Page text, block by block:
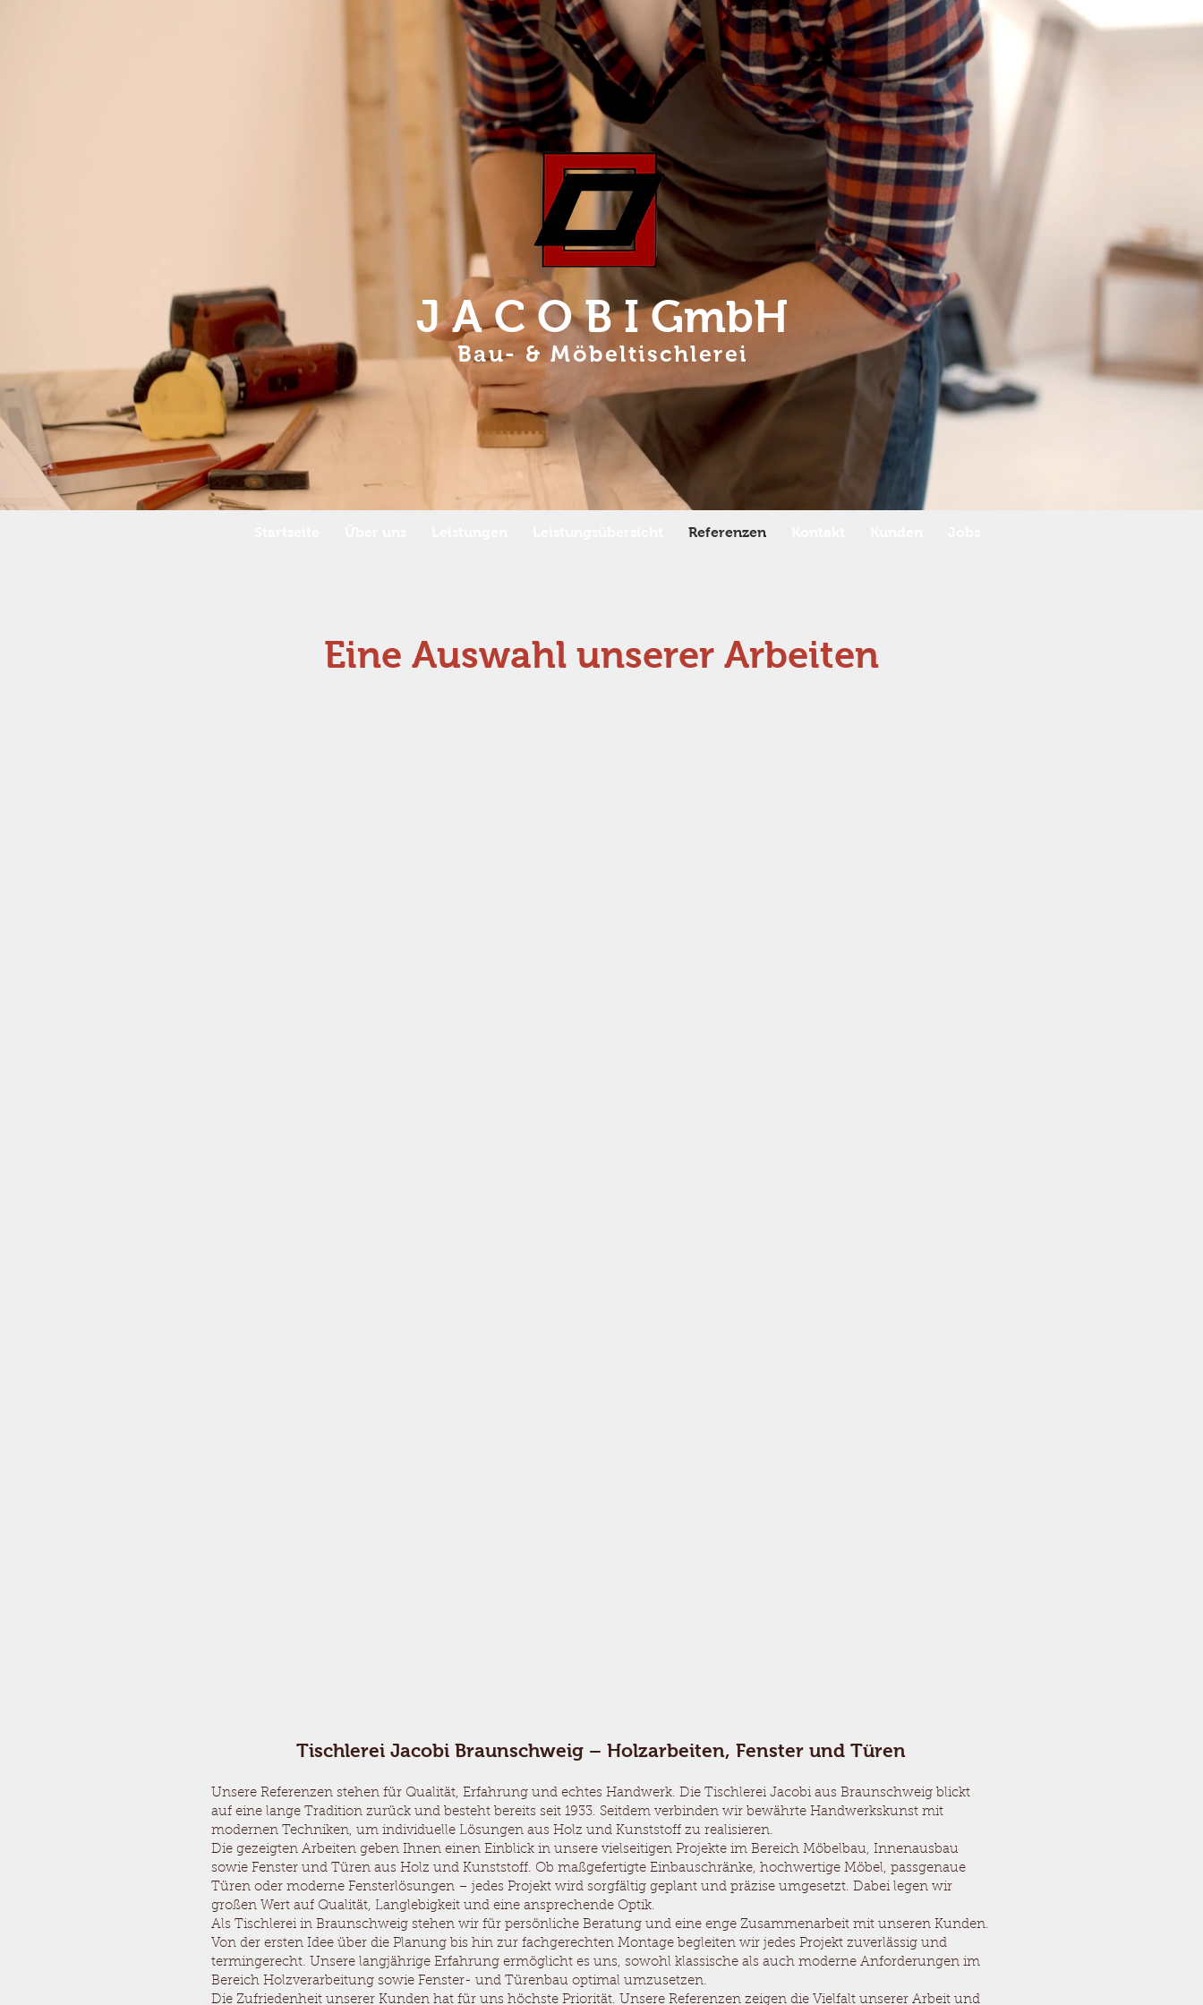
J A C O B I GmbH
Bau- & Möbeltischlerei
Referenzen
Eine Auswahl unserer Arbeiten
Tischlerei Jacobi Braunschweig – Holzarbeiten, Fenster und Türen
Unsere Referenzen stehen für Qualität, Erfahrung und echtes Handwerk. Die Tischlerei Jacobi aus Braunschweig blickt
auf eine lange Tradition zurück und besteht bereits seit 1933. Seitdem verbinden wir bewährte Handwerkskunst mit
modernen Techniken, um individuelle Lösungen aus Holz und Kunststoff zu realisieren.
Die gezeigten Arbeiten geben Ihnen einen Einblick in unsere vielseitigen Projekte im Bereich Möbelbau, Innenausbau
sowie Fenster und Türen aus Holz und Kunststoff. Ob maßgefertigte Einbauschränke, hochwertige Möbel, passgenaue
Türen oder moderne Fensterlösungen – jedes Projekt wird sorgfältig geplant und präzise umgesetzt. Dabei legen wir
großen Wert auf Qualität, Langlebigkeit und eine ansprechende Optik.
Als Tischlerei in Braunschweig stehen wir für persönliche Beratung und eine enge Zusammenarbeit mit unseren Kunden.
Von der ersten Idee über die Planung bis hin zur fachgerechten Montage begleiten wir jedes Projekt zuverlässig und
termingerecht. Unsere langjährige Erfahrung ermöglicht es uns, sowohl klassische als auch moderne Anforderungen im
Bereich Holzverarbeitung sowie Fenster- und Türenbau optimal umzusetzen.
Die Zufriedenheit unserer Kunden hat für uns höchste Priorität. Unsere Referenzen zeigen die Vielfalt unserer Arbeit und